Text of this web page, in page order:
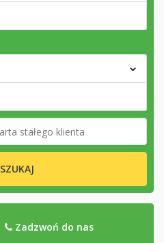
SZUKAJ
Zadzwoń do nas